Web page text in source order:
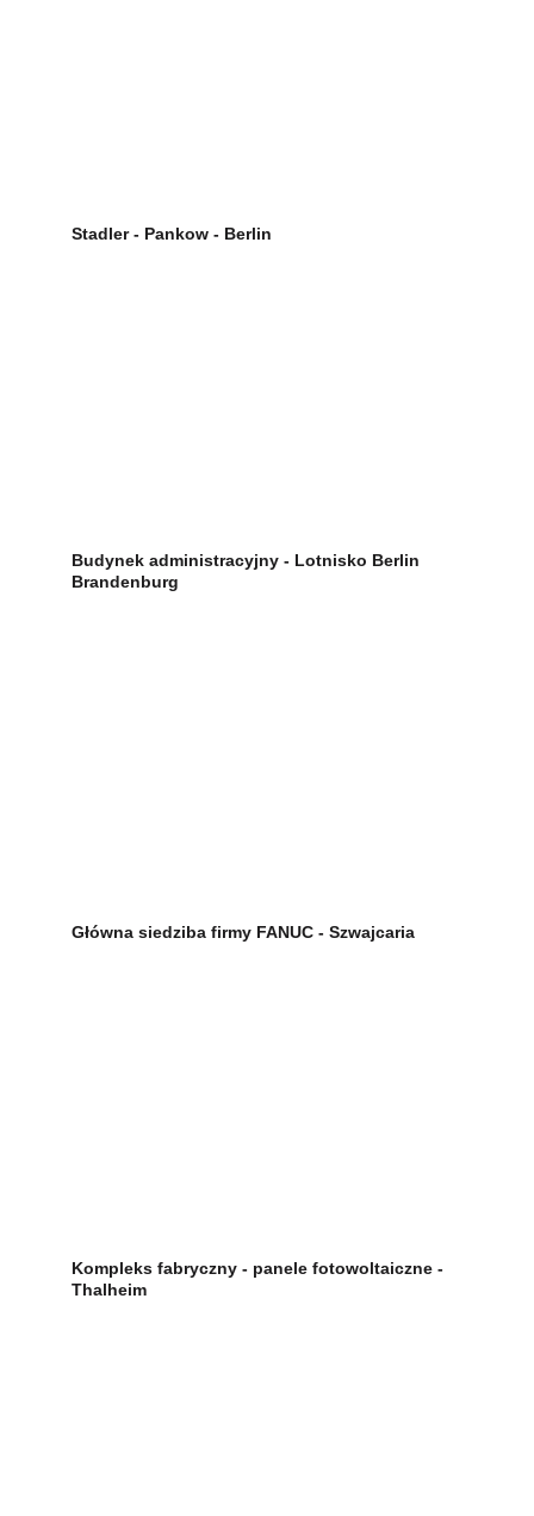
Stadler - Pankow - Berlin
Budynek administracyjny - Lotnisko Berlin
Brandenburg
Główna siedziba firmy FANUC - Szwajcaria
Kompleks fabryczny - panele fotowoltaiczne -
Thalheim